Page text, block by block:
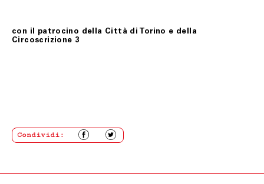
con il patrocino della Città di Torino e della
Circoscrizione 3
Condividi: